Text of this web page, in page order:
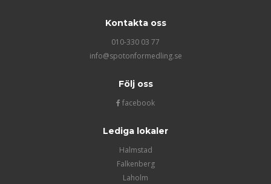
Kontakta oss
010-330 03 77
info@spotonformedling.se
Följ oss
facebook
Lediga lokaler
Halmstad
Falkenberg
Laholm